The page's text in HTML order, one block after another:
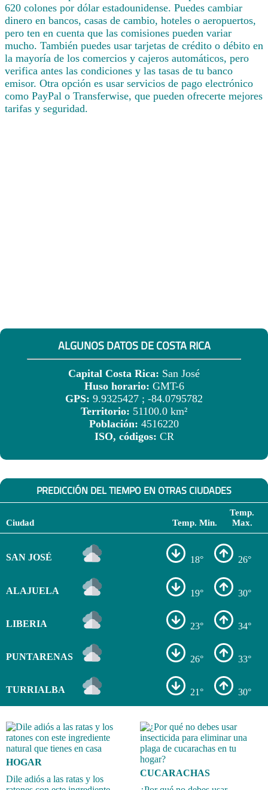
620 colones por dólar estadounidense. Puedes cambiar
dinero en bancos, casas de cambio, hoteles o aeropuertos,
pero ten en cuenta que las comisiones pueden variar
mucho. También puedes usar tarjetas de crédito o débito en
la mayoría de los comercios y cajeros automáticos, pero
verifica antes las condiciones y las tasas de tu banco
emisor. Otra opción es usar servicios de pago electrónico
como PayPal o Transferwise, que pueden ofrecerte mejores
tarifas y seguridad.
ALGUNOS DATOS DE COSTA RICA
Capital Costa Rica: San José
Huso horario: GMT-6
GPS: 9.9325427 ; -84.0795782
Territorio: 51100.0 km²
Población: 4516220
ISO, códigos: CR
PREDICCIÓN DEL TIEMPO EN OTRAS CIUDADES
Ciudad Temp. Min.
Temp.
Max.
SAN JOSÉ 18° 26°
ALAJUELA 19° 30°
LIBERIA 23° 34°
PUNTARENAS 26° 33°
TURRIALBA 21° 30°
HOGAR
Dile adiós a las ratas y los
CUCARACHAS